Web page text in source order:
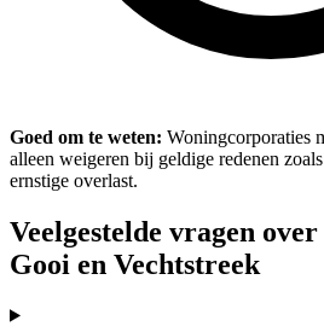
Goed om te weten: Woningcorporaties
alleen weigeren bij geldige redenen
ernstige overlast.
Veelgestelde vragen
Gooi en Vechtstreek